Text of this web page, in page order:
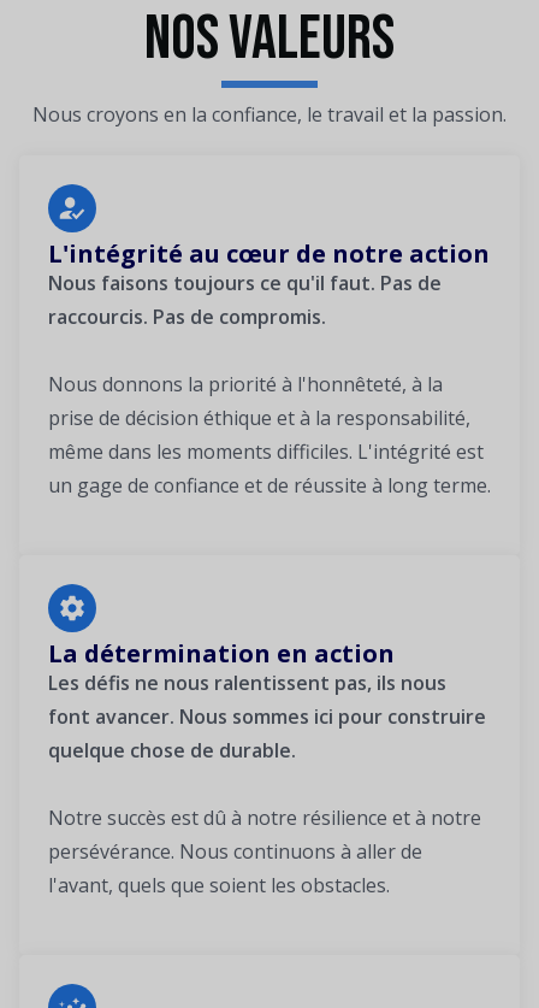
NOS VALEURS
Nous croyons en la confiance, le travail et la passion.
L'intégrité au cœur de notre action
Nous faisons toujours ce qu'il faut. Pas de
raccourcis. Pas de compromis.
Nous donnons la priorité à l'honnêteté, à la
prise de décision éthique et à la responsabilité,
même dans les moments difficiles. L'intégrité est
un gage de confiance et de réussite à long terme.
La détermination en action
Les défis ne nous ralentissent pas, ils nous
font avancer. Nous sommes ici pour construire
quelque chose de durable.
Notre succès est dû à notre résilience et à notre
persévérance. Nous continuons à aller de
l'avant, quels que soient les obstacles.